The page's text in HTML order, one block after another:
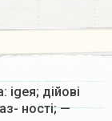
igeя; дійові
ності; —